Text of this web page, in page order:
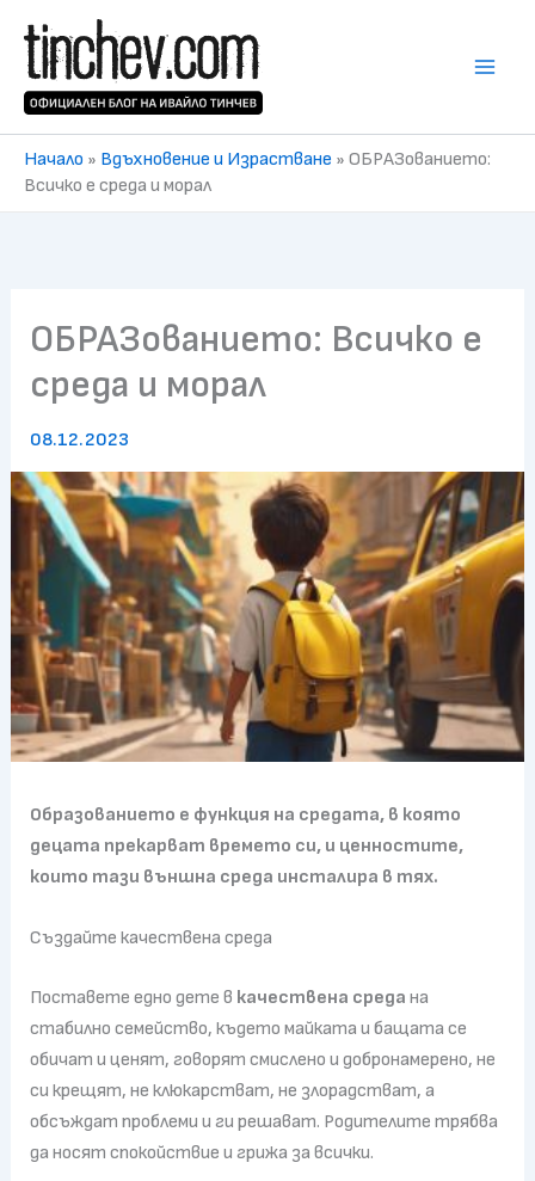
content
Начало » Вдъхновение и Израстване » ОБРАЗованието:
Всичко е среда и морал
ОБРАЗованието: Всичко е
среда и морал
08.12.2023
Образованието е функция на средата, в която
децата прекарват времето си, и ценностите,
които тази външна среда инсталира в тях.
Създайте качествена среда
Поставете едно дете в качествена среда на
стабилно семейство, където майката и бащата се
обичат и ценят, говорят смислено и добронамерено, не
си крещят, не клюкарстват, не злорадстват, а
обсъждат проблеми и ги решават. Родителите трябва
да носят спокойствие и грижа за всички.